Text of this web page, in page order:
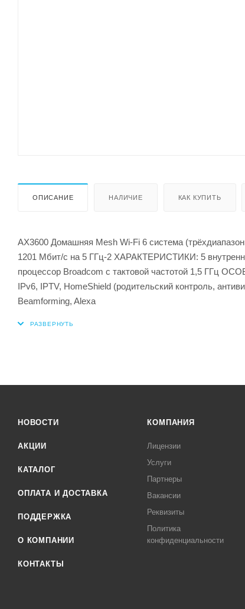
ОПИСАНИЕ НАЛИЧИЕ КАК КУПИТЬ
AX3600 Домашняя Mesh Wi-Fi 6 система
1201 Мбит/с на 5 ГГц-2 ХАРАКТЕРИСТИКИ: 5
процессор Broadcom с тактовой частотой 1,5 ГГц
IPv6, IPTV, HomeShield (родительский контроль,
Beamforming, Alexa
НОВОСТИ
АКЦИИ
КАТАЛОГ
ОПЛАТА И ДОСТАВКА
ПОДДЕРЖКА
О КОМПАНИИ
КОНТАКТЫ
КОМПАНИЯ
Лицензии
Услуги
Партнеры
Вакансии
Реквизиты
Политика
конфиденциальности